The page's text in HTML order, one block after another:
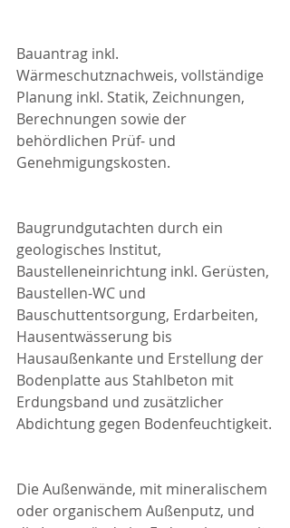
Bauantrag inkl.
Wärmeschutznachweis, vollständige
Planung inkl. Statik, Zeichnungen,
Berechnungen sowie der
behördlichen Prüf- und
Genehmigungskosten.
Baugrundgutachten durch ein
geologisches Institut,
Baustelleneinrichtung inkl. Gerüsten,
Baustellen-WC und
Bauschuttentsorgung, Erdarbeiten,
Hausentwässerung bis
Hausaußenkante und Erstellung der
Bodenplatte aus Stahlbeton mit
Erdungsband und zusätzlicher
Abdichtung gegen Bodenfeuchtigkeit.
Die Außenwände, mit mineralischem
oder organischem Außenputz, und